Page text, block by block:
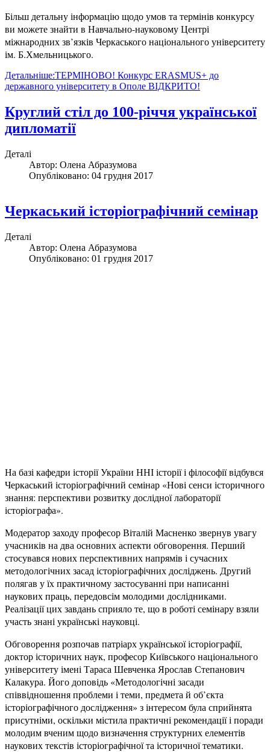
Більш детальну інформацію щодо умов та термінів конкурсу
ви можете знайти в Навчально-науковому Центрі
міжнародних зв’язків Черкаського національного університету
ім. Б.Хмельницького.
Детальніше:ТЕРМІНОВО! Конкурс ERASMUS+ до
державного університету в Ополе ВІДКРИТО!
Круглий стіл до 100-річчя української
дипломатії
Деталі
Автор: Олена Абразумова
Опубліковано: 04 грудня 2017
Черкаський історіографічний семінар
Деталі
Автор: Олена Абразумова
Опубліковано: 01 грудня 2017
На базі кафедри історії України ННІ історії і філософії відбувся
Черкаський історіографічний семінар «Нові сенси історичного
знання: перспективи розвитку дослідної лабораторії
історіографа».
Модератор заходу професор Віталій Масненко звернув увагу
учасників на два основних аспекти обговорення. Перший
стосувався нових перспективних напрямів і сучасних
методологічних засад історіографічних досліджень. Другий
полягав у їх практичному застосуванні при написанні
наукових праць, передовсім молодими дослідниками.
Реалізації цих завдань сприяло те, що в роботі семінару взяли
участь знані українські науковці.
Обговорення розпочав патріарх української історіографії,
доктор історичних наук, професор Київського національного
університету імені Тараса Шевченка Ярослав Степанович
Калакура. Його доповідь «Методологічні засади
співвідношення проблеми і теми, предмета й об’єкта
історіографічного дослідження» з інтересом була сприйнята
присутніми, оскільки містила практичні рекомендації і поради
молодим вченим щодо визначення структурних елементів
наукових текстів історіографічної та історичної тематики.